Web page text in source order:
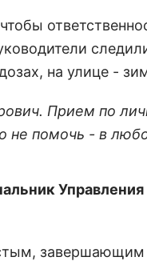
на улице -
Прием по
не помочь - в
завершающим